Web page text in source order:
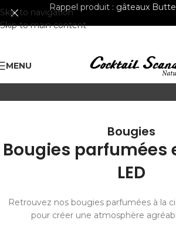
Skip to navigation
Skip to main content
Rappel produit : gâteaux
MENU
Bougies
Bougies parfumées
LED
Retrouvez nos bougies parfumées à la
pour créer une atmosphère